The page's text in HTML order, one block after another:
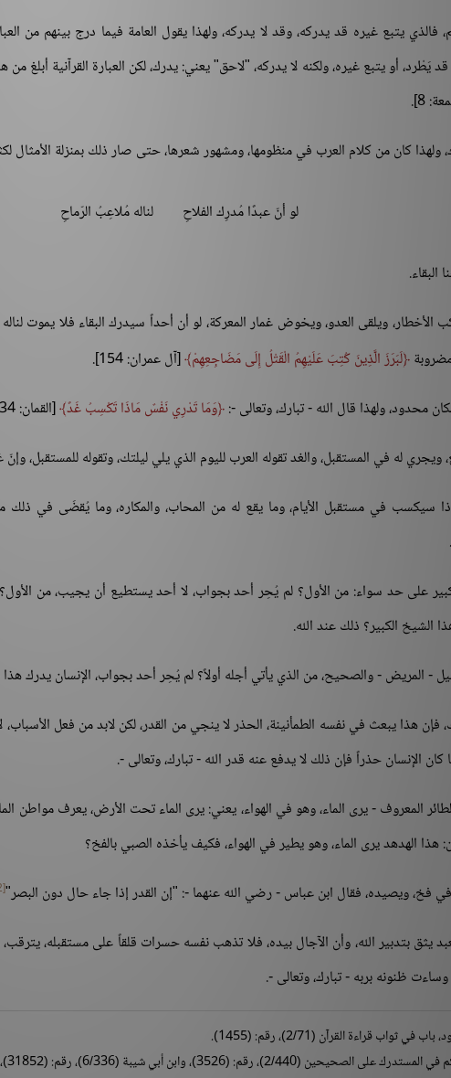
فالذي يتبع غيره قد يدركه، وقد لا يدركه، ولهذا يقول العامة فيما درج بينهم من
يَطْرد، أو يتبع غيره، ولكنه لا يدركه، "لاحق" يعني: يدرك، لكن العبارة القرآنية أبلغ من
8].
ولهذا كان من كلام العرب في منظومها، ومشهور شعرها، حتى صار ذلك بمنزلة الأمثال
لو أنّ عبدًا مُدرِك الفلاحِ لناله مُلاعِبُ الرّماحِ
البقاء.
الأخطار، ويلقى العدو، ويخوض غمار المعركة، لو أن أحداً سيدرك البقاء فلا يموت
لَبَرَزَ الَّذِينَ كُتِبَ عَلَيْهِمُ الْقَتْلُ إِلَى مَضَاجِعِهِمْ [آل عمران: 154].
محدود، ولهذا قال الله - تبارك، وتعالى -: وَمَا تَدْرِي نَفْسٌ مَاذَا تَكْسِبُ غَدً [القمان: 34].
ويجري له في المستقبل، والغد تقوله العرب لليوم الذي يلي ليلتك، وتقوله للمستقبل،
سيكسب في مستقبل الأيام، وما يقع له من المحاب، والمكاره، وما يُقضَى في ذلك
على حد سواء: من الأول؟ لم يُحِر أحد بجواب، لا أحد يستطيع أن يجيب، من
الشيخ الكبير؟ ذلك عند الله.
- المريض - والصحيح، من الذي يأتي أجله أولاً؟ لم يُحِر أحد بجواب، الإنسان يدرك هذا
فإن هذا يبعث في نفسه الطمأنينة، الحذر لا ينجي من القدر، لكن لابد من فعل
كان الإنسان حذراً فإن ذلك لا يدفع عنه قدر الله - تبارك، وتعالى -.
المعروف - يرى الماء، وهو في الهواء، يعني: يرى الماء تحت الأرض، يعرف مواطن
هذا الهدهد يرى الماء، وهو يطير في الهواء، فكيف يأخذه الصبي بالفخ؟
فخ، ويصيده، فقال ابن عباس - رضي الله عنهما -: "إن القدر إذا جاء حال دون البصر"[2]
يثق بتدبير الله، وأن الآجال بيده، فلا تذهب نفسه حسرات قلقاً على مستقبله،
ظنونه بربه - تبارك، وتعالى -.
في ثواب قراءة القرآن (2/71)، رقم: (1455).